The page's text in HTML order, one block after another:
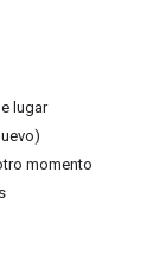
lugar
momento